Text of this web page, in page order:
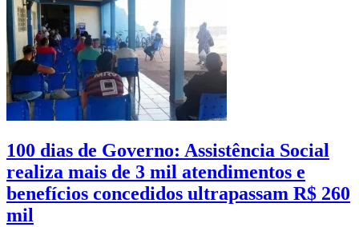
100 dias de Governo: Assistência Social
realiza mais de 3 mil atendimentos e
benefícios concedidos ultrapassam R$ 260
mil